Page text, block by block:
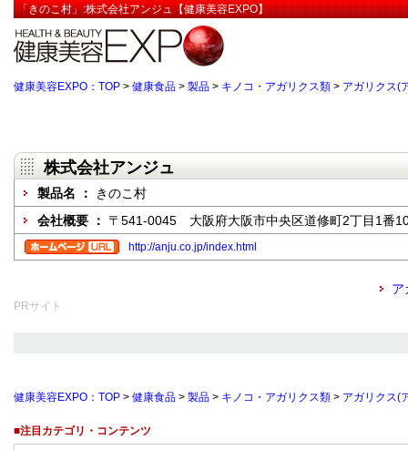
「きのこ村」:株式会社アンジュ【健康美容EXPO】
健康美容EXPO：TOP > 健康食品 > 製品 > キノコ・アガリクス類 > アガリクス(
株式会社アンジュ
製品名 ：
きのこ村
会社概要 ： 〒541-0045 大阪府大阪市中央区道修町2丁目1番
http://anju.co.jp/index.html
ア
PRサイト
健康美容EXPO：TOP > 健康食品 > 製品 > キノコ・アガリクス類 > アガリクス(
■注目カテゴリ・コンテンツ